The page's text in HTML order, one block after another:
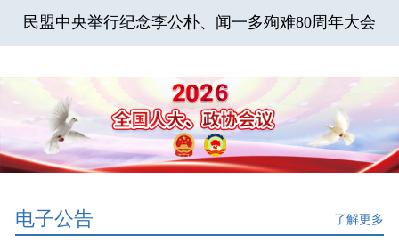
民盟中央举行纪念李公朴、闻一多殉难80周年大会
电子公告 了解更多